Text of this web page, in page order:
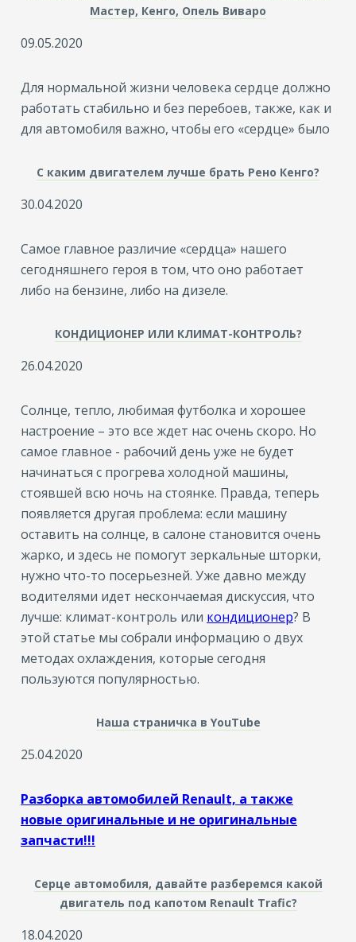
Мастер, Кенго, Опель Виваро
09.05.2020
Для нормальной жизни человека сердце должно
работать стабильно и без перебоев, также, как и
для автомобиля важно, чтобы его «сердце» было
С каким двигателем лучше брать Рено Кенго?
30.04.2020
Самое главное различие «сердца» нашего
сегодняшнего героя в том, что оно работает
либо на бензине, либо на дизеле.
КОНДИЦИОНЕР ИЛИ КЛИМАТ-КОНТРОЛЬ?
26.04.2020
Солнце, тепло, любимая футболка и хорошее
настроение – это все ждет нас очень скоро. Но
самое главное - рабочий день уже не будет
начинаться с прогрева холодной машины,
стоявшей всю ночь на стоянке. Правда, теперь
появляется другая проблема: если машину
оставить на солнце, в салоне становится очень
жарко, и здесь не помогут зеркальные шторки,
нужно что-то посерьезней. Уже давно между
водителями идет нескончаемая дискуссия, что
лучше: климат-контроль или кондиционер? В
этой статье мы собрали информацию о двух
методах охлаждения, которые сегодня
пользуются популярностью.
Наша страничка в YouTube
25.04.2020
Разборка автомобилей Renault, а также
новые оригинальные и не оригинальные
запчасти!!!
Серце автомобиля, давайте разберемся какой
двигатель под капотом Renault Trafic?
18.04.2020